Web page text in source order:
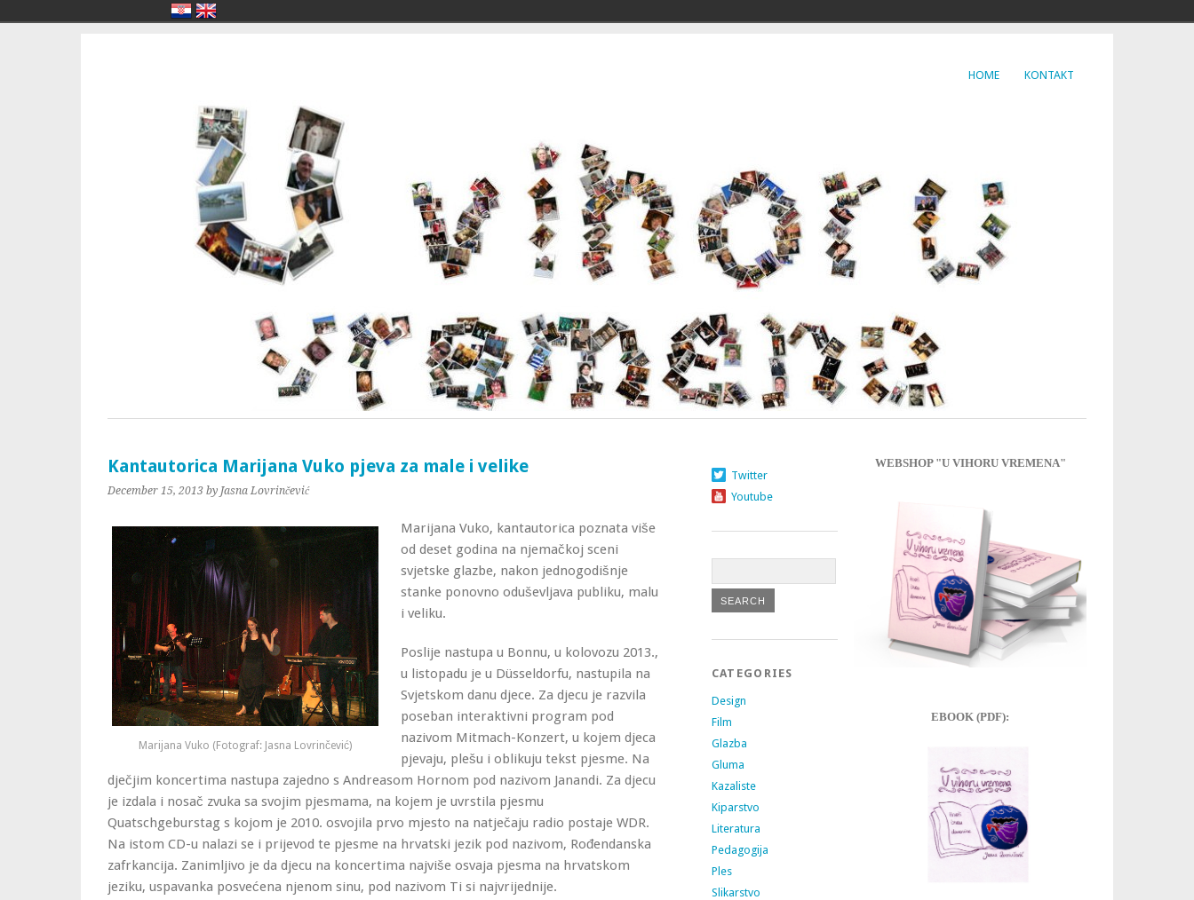
HOME KONTAKT
Kantautorica Marijana Vuko pjeva za male i velike
December 15, 2013 by Jasna Lovrinčević
Marijana Vuko (Fotograf: Jasna Lovrinčević)
Marijana Vuko, kantautorica poznata više
od deset godina na njemačkoj sceni
svjetske glazbe, nakon jednogodišnje
stanke ponovno oduševljava publiku, malu
i veliku.
Poslije nastupa u Bonnu, u kolovozu 2013.,
u listopadu je u Düsseldorfu, nastupila na
Svjetskom danu djece. Za djecu je razvila
poseban interaktivni program pod
nazivom Mitmach-Konzert, u kojem djeca
pjevaju, plešu i oblikuju tekst pjesme. Na
dječjim koncertima nastupa zajedno s Andreasom Hornom pod nazivom Janandi. Za djecu
je izdala i nosač zvuka sa svojim pjesmama, na kojem je uvrstila pjesmu
Quatschgeburstag s kojom je 2010. osvojila prvo mjesto na natječaju radio postaje WDR.
Na istom CD-u nalazi se i prijevod te pjesme na hrvatski jezik pod nazivom, Rođendanska
zafrkancija. Zanimljivo je da djecu na koncertima najviše osvaja pjesma na hrvatskom
jeziku, uspavanka posvećena njenom sinu, pod nazivom Ti si najvrijednije.
Twitter
Youtube
CATEGORIES
Design
Film
Glazba
Gluma
Kazaliste
Kiparstvo
Literatura
Pedagogija
Ples
Slikarstvo
WEBSHOP "U VIHORU VREMENA"
EBOOK (PDF):